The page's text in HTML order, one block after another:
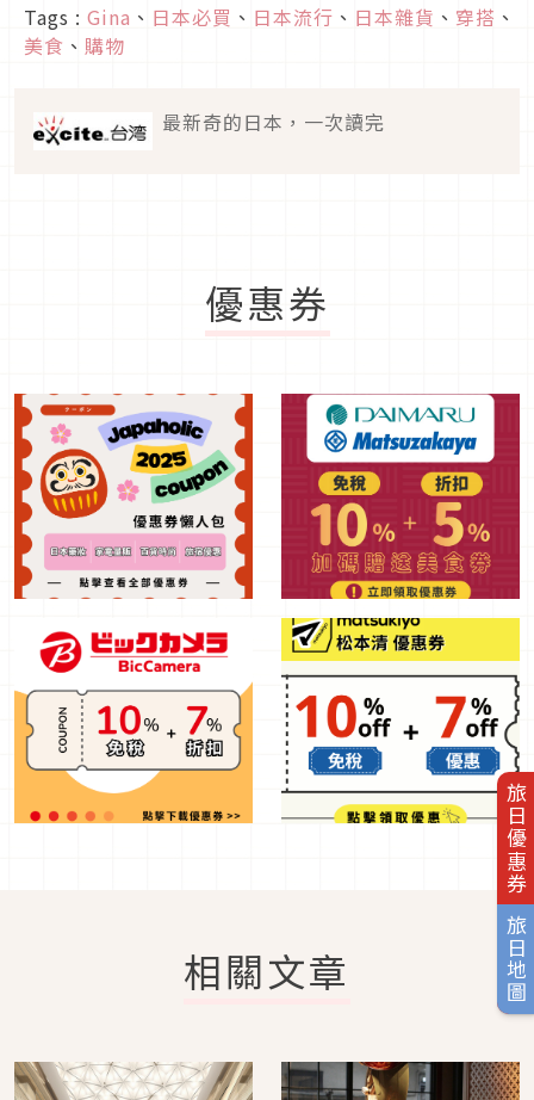
旅日優惠券
旅日地圖
Tags : Gina 、 日本必買 、 日本流行 、 日本雜貨 、 穿搭 、
美食 、 購物
最新奇的日本，一次讀完
優惠券
相關文章